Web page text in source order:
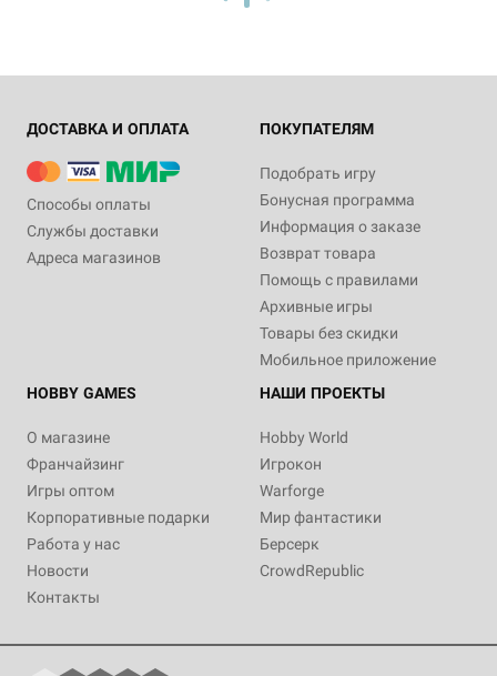
ДОСТАВКА И ОПЛАТА
Способы оплаты
Службы доставки
Адреса магазинов
ПОКУПАТЕЛЯМ
Подобрать игру
Бонусная программа
Информация о заказе
Возврат товара
Помощь с правилами
Архивные игры
Товары без скидки
Мобильное приложение
HOBBY GAMES
О магазине
Франчайзинг
Игры оптом
Корпоративные подарки
Работа у нас
Новости
Контакты
НАШИ ПРОЕКТЫ
Hobby World
Игрокон
Warforge
Мир фантастики
Берсерк
CrowdRepublic